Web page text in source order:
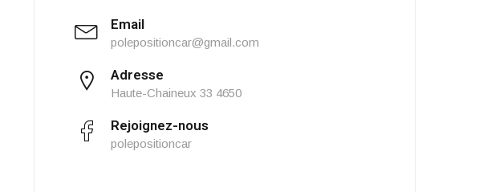
Email
polepositioncar@gmail.com
Adresse
Haute-Chaineux 33 4650
Rejoignez-nous
polepositioncar